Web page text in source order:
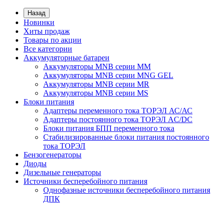
Назад
Новинки
Хиты продаж
Товары по акции
Все категории
Аккумуляторные батареи
Аккумуляторы MNB серии MM
Аккумуляторы MNB серии MNG GEL
Аккумуляторы MNB серии MR
Аккумуляторы MNB серии MS
Блоки питания
Адаптеры переменного тока ТОРЭЛ АС/АС
Адаптеры постоянного тока ТОРЭЛ AC/DC
Блоки питания БПП переменного тока
Стабилизированные блоки питания постоянного
тока ТОРЭЛ
Бензогенераторы
Диоды
Дизельные генераторы
Источники бесперебойного питания
Однофазные источники бесперебойного питания
ДПК